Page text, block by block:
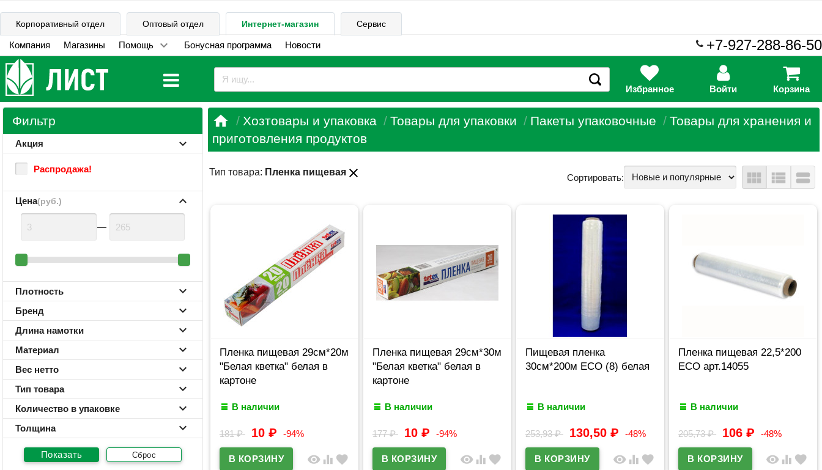
Корпоративный отдел Оптовый отдел Интернет-магазин Сервис
Компания Магазины Помощь Бонусная программа Новости +7-927-288-86-50
Избранное Войти Корзина
Фильтр
Акция
Распродажа!
Цена(руб.)
—
Плотность
Бренд
Длина намотки
Материал
Вес нетто
Тип товара
Количество в упаковке
Толщина
Сброс
 Хозтовары и упаковка Товары для упаковки Пакеты упаковочные
Товары для хранения и
приготовления продуктов
Тип товара: Пленка пищевая close Сортировать: view_module view_list view_stream
Пленка пищевая 29см*20м
"Белая кветка" белая в
картоне
В наличии
181₽ 10 ₽ -94%
visibility equalizer favorite
Пленка пищевая 29см*30м
"Белая кветка" белая в
картоне
В наличии
177₽ 10 ₽ -94%
visibility equalizer favorite
Пищевая пленка
30см*200м ECO (8) белая
В наличии
253,93₽ 130,50 ₽ -48%
visibility equalizer favorite
Пленка пищевая 22,5*200
ECO арт.14055
В наличии
205,73₽ 106₽ -48%
visibility equalizer favorite